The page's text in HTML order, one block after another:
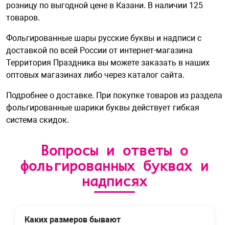
розницу по выгодной цене в Казани. В наличии 125
товаров.
Фольгированные шары русские буквы и надписи с
доставкой по всей России от интернет-магазина
Территория Праздника вы можете заказать в наших
оптовых магазинах либо через каталог сайта.
Подробнее о доставке. При покупке товаров из раздела
фольгированные шарики буквы действует гибкая
система скидок.
Вопросы и ответы о
фольгированных буквах и
надписях
Каких размеров бывают